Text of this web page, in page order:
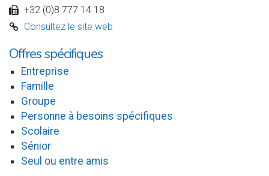
w +32 (0)8 777 14 18
C Consultez le site web
Offres spécifiques
Entreprise
Famille
Groupe
Personne à besoins spécifiques
Scolaire
Sénior
Seul ou entre amis